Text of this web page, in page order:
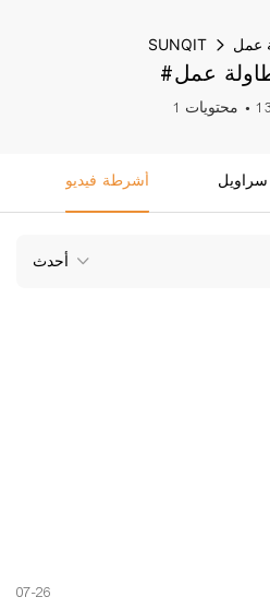
SUNQIT
1 محتويات
أشرطة فيديو سراويل
أحدث
07-26